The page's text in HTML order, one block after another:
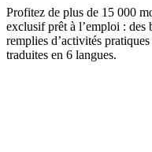
Profitez de plus de 15 000
exclusif prêt à l’emploi : des
remplies d’activités
traduites en 6 langues.